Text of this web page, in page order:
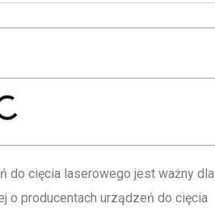
do cięcia laserowego jest ważny dla
o producentach urządzeń do cięcia